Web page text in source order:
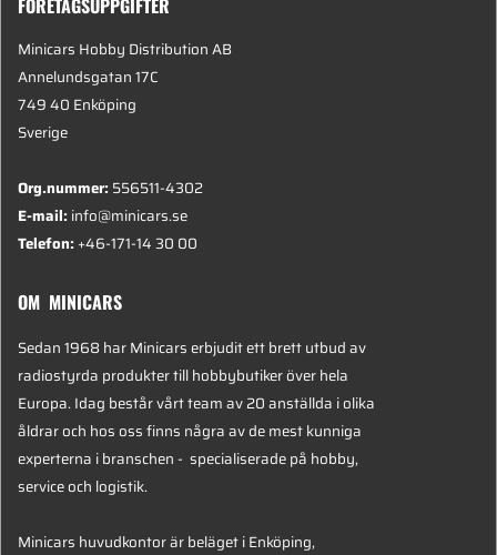
FÖRETAGSUPPGIFTER
Minicars Hobby Distribution AB
Annelundsgatan 17C
749 40 Enköping
Sverige
Org.nummer:556511-4302
E-mail:info@minicars.se
Telefon:+46-171-14 30 00
OM MINICARS
Sedan 1968 har Minicars erbjudit ett brett utbud av
radiostyrda produkter till hobbybutiker över hela
Europa. Idag består vårt team av 20 anställda i olika
åldrar och hos oss finns några av de mest kunniga
experterna i branschen - specialiserade på hobby,
service och logistik.
Minicars huvudkontor är beläget i Enköping,